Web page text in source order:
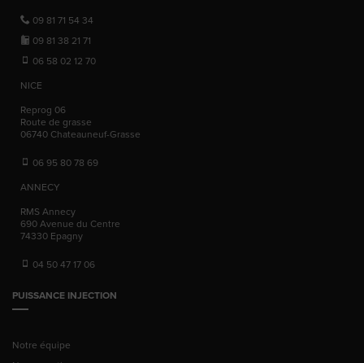
09 81 71 54 34
09 81 38 21 71
06 58 02 12 70
NICE
Reprog 06
Route de grasse
06740 Chateauneuf-Grasse
06 95 80 78 69
ANNECY
RMS Annecy
690 Avenue du Centre
74330 Epagny
04 50 47 17 06
PUISSANCE INJECTION
Notre équipe